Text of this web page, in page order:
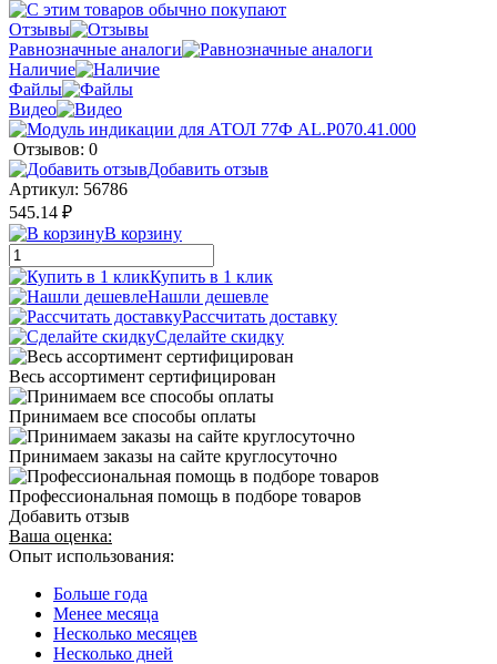
Отзывы
Равнозначные аналоги
Наличие
Файлы
Видео
Отзывов: 0
Добавить отзыв
Артикул: 56786
545.14 ₽
В корзину
Купить в 1 клик
Нашли дешевле
Рассчитать доставку
Сделайте скидку
Весь ассортимент сертифицирован
Принимаем все способы оплаты
Принимаем заказы на сайте круглосуточно
Профессиональная помощь в подборе товаров
Добавить отзыв
Ваша оценка:
Опыт использования:
Больше года
Менее месяца
Несколько месяцев
Несколько дней